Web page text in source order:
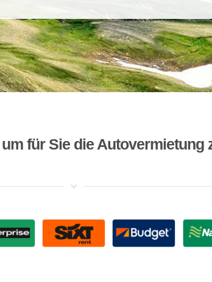
für Sie die Autovermietung